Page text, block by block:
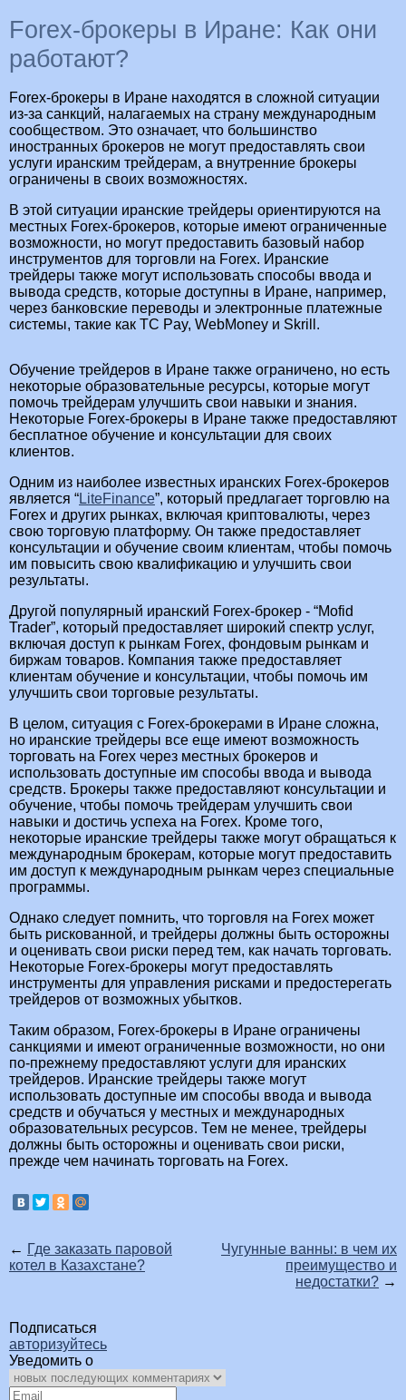
Forex-брокеры в Иране: Как они
работают?
Forex-брокеры в Иране находятся в сложной ситуации
из-за санкций, налагаемых на страну международным
сообществом. Это означает, что большинство
иностранных брокеров не могут предоставлять свои
услуги иранским трейдерам, а внутренние брокеры
ограничены в своих возможностях.
В этой ситуации иранские трейдеры ориентируются на
местных Forex-брокеров, которые имеют ограниченные
возможности, но могут предоставить базовый набор
инструментов для торговли на Forex. Иранские
трейдеры также могут использовать способы ввода и
вывода средств, которые доступны в Иране, например,
через банковские переводы и электронные платежные
системы, такие как TC Pay, WebMoney и Skrill.
Обучение трейдеров в Иране также ограничено, но есть
некоторые образовательные ресурсы, которые могут
помочь трейдерам улучшить свои навыки и знания.
Некоторые Forex-брокеры в Иране также предоставляют
бесплатное обучение и консультации для своих
клиентов.
Одним из наиболее известных иранских Forex-брокеров
является “LiteFinance”, который предлагает торговлю на
Forex и других рынках, включая криптовалюты, через
свою торговую платформу. Он также предоставляет
консультации и обучение своим клиентам, чтобы помочь
им повысить свою квалификацию и улучшить свои
результаты.
Другой популярный иранский Forex-брокер - “Mofid
Trader”, который предоставляет широкий спектр услуг,
включая доступ к рынкам Forex, фондовым рынкам и
биржам товаров. Компания также предоставляет
клиентам обучение и консультации, чтобы помочь им
улучшить свои торговые результаты.
В целом, ситуация с Forex-брокерами в Иране сложна,
но иранские трейдеры все еще имеют возможность
торговать на Forex через местных брокеров и
использовать доступные им способы ввода и вывода
средств. Брокеры также предоставляют консультации и
обучение, чтобы помочь трейдерам улучшить свои
навыки и достичь успеха на Forex. Кроме того,
некоторые иранские трейдеры также могут обращаться к
международным брокерам, которые могут предоставить
им доступ к международным рынкам через специальные
программы.
Однако следует помнить, что торговля на Forex может
быть рискованной, и трейдеры должны быть осторожны
и оценивать свои риски перед тем, как начать торговать.
Некоторые Forex-брокеры могут предоставлять
инструменты для управления рисками и предостерегать
трейдеров от возможных убытков.
Таким образом, Forex-брокеры в Иране ограничены
санкциями и имеют ограниченные возможности, но они
по-прежнему предоставляют услуги для иранских
трейдеров. Иранские трейдеры также могут
использовать доступные им способы ввода и вывода
средств и обучаться у местных и международных
образовательных ресурсов. Тем не менее, трейдеры
должны быть осторожны и оценивать свои риски,
прежде чем начинать торговать на Forex.
← Где заказать паровой
котел в Казахстане?
Чугунные ванны: в чем их
преимущество и
недостатки? →
Подписаться
авторизуйтесь
Уведомить о